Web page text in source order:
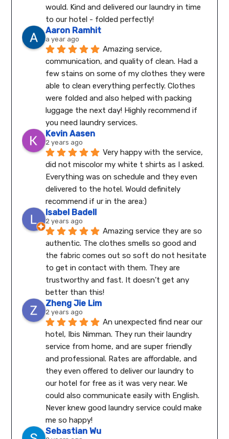
would. Kind and delivered our laundry in time
to our hotel - folded perfectly!
Aaron Ramhit
a year ago
Amazing service,
communication, and quality of clean. Had a
few stains on some of my clothes they were
able to clean everything perfectly. Clothes
were folded and also helped with packing
luggage the next day! Highly recommend if
you need laundry services.
Kevin Aasen
2 years ago
Very happy with the service,
did not miscolor my white t shirts as I asked.
Everything was on schedule and they even
delivered to the hotel. Would definitely
recommend if ur in the area:)
Isabel Badell
2 years ago
Amazing service they are so
authentic. The clothes smells so good and
the fabric comes out so soft do not hesitate
to get in contact with them. They are
trustworthy and fast. It doesn’t get any
better than this!
Zheng Jie Lim
2 years ago
An unexpected find near our
hotel, Ibis Nimman. They run their laundry
service from home, and are super friendly
and professional. Rates are affordable, and
they even offered to deliver our laundry to
our hotel for free as it was very near. We
could also communicate easily with English.
Never knew good laundry service could make
me so happy!
Sebastian Wu